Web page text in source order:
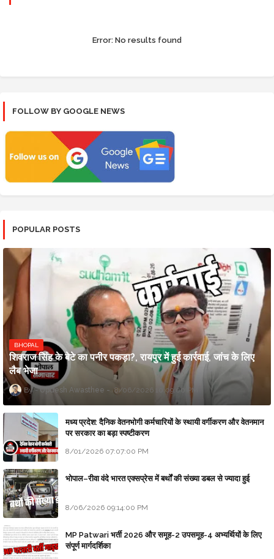
Error: No results found
FOLLOW BY GOOGLE NEWS
POPULAR POSTS
BHOPAL
शिवराज सिंह के बेटे का पनीर पकड़ा?, रायपुर में हुई कार्रवाई, जांच के लिए
लैब भेजा
Updesh Awasthee 8/06/2026 10:09:00 PM
मध्य प्रदेश: दैनिक वेतनभोगी कर्मचारियों के स्थायी वर्गीकरण और वेतनमान
पर सरकार का बड़ा स्पष्टीकरण
8/01/2026 07:07:00 PM
भोपाल–रीवा वंदे भारत एक्सप्रेस में बर्थों की संख्या डबल से ज्यादा हुई
8/06/2026 09:14:00 PM
MP Patwari भर्ती 2026 और समूह-2 उपसमूह-4 अभ्यर्थियों के लिए
संपूर्ण मार्गदर्शिका